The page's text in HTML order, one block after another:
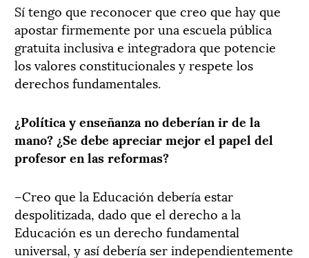
Sí tengo que reconocer que creo que hay que
apostar firmemente por una escuela pública
gratuita inclusiva e integradora que potencie
los valores constitucionales y respete los
derechos fundamentales.
¿Política y enseñanza no deberían ir de la
mano? ¿Se debe apreciar mejor el papel del
profesor en las reformas?
–Creo que la Educación debería estar
despolitizada, dado que el derecho a la
Educación es un derecho fundamental
universal, y así debería ser independientemente